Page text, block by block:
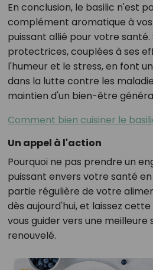
En conclusion, le basilic n'est
complément aromatique à
puissant allié pour votre
protectrices, couplées à ses
l'humeur et le stress, en font
dans la lutte contre les
maintien d'un bien-être
Comment bien cuisiner le
Un appel à l'action
Pourquoi ne pas prendre un
puissant envers votre santé
partie régulière de votre
dès aujourd'hui, et laissez
vous guider vers une
renouvelé.